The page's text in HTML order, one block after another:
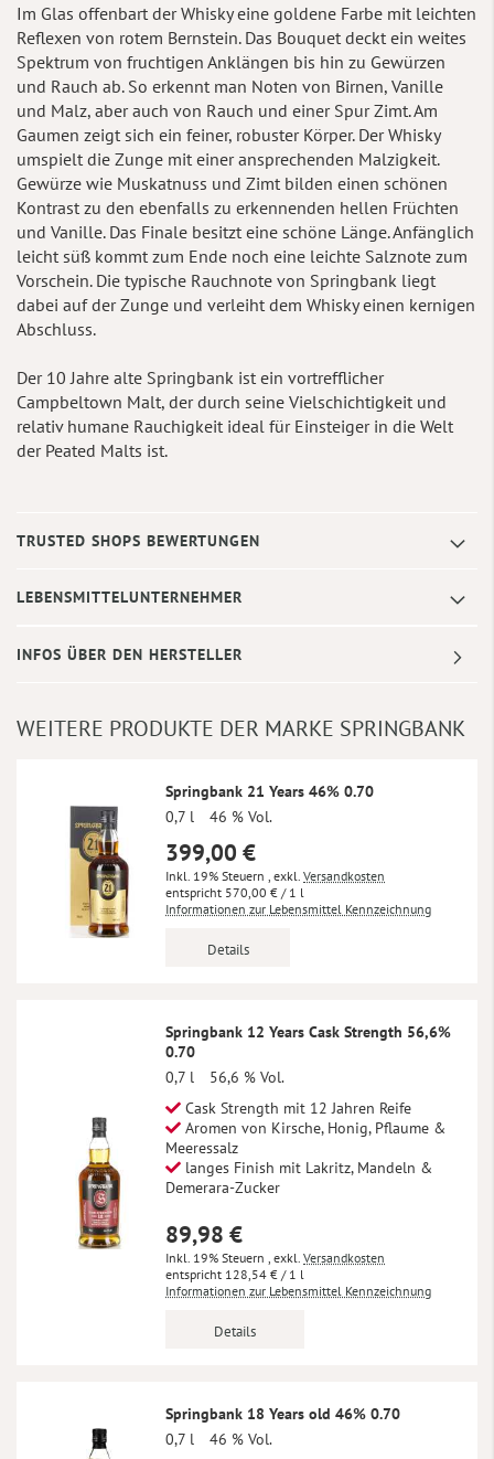
Im Glas offenbart der Whisky eine goldene Farbe mit leichten
Reflexen von rotem Bernstein. Das Bouquet deckt ein weites
Spektrum von fruchtigen Anklängen bis hin zu Gewürzen
und Rauch ab. So erkennt man Noten von Birnen, Vanille
und Malz, aber auch von Rauch und einer Spur Zimt. Am
Gaumen zeigt sich ein feiner, robuster Körper. Der Whisky
umspielt die Zunge mit einer ansprechenden Malzigkeit.
Gewürze wie Muskatnuss und Zimt bilden einen schönen
Kontrast zu den ebenfalls zu erkennenden hellen Früchten
und Vanille. Das Finale besitzt eine schöne Länge. Anfänglich
leicht süß kommt zum Ende noch eine leichte Salznote zum
Vorschein. Die typische Rauchnote von Springbank liegt
dabei auf der Zunge und verleiht dem Whisky einen kernigen
Abschluss.
Der 10 Jahre alte Springbank ist ein vortrefflicher
Campbeltown Malt, der durch seine Vielschichtigkeit und
relativ humane Rauchigkeit ideal für Einsteiger in die Welt
der Peated Malts ist.
TRUSTED SHOPS BEWERTUNGEN
LEBENSMITTELUNTERNEHMER
INFOS ÜBER DEN HERSTELLER
WEITERE PRODUKTE DER MARKE SPRINGBANK
Springbank 21 Years 46% 0.70
0,7 l
46 % Vol.
399,00 €
Inkl. 19% Steuern , exkl. Versandkosten
570,00 € / 1 l
Informationen zur Lebensmittel Kennzeichnung
Details
Springbank 12 Years Cask Strength 56,6%
0.70
0,7 l
56,6 % Vol.
Cask Strength mit 12 Jahren Reife
Aromen von Kirsche, Honig, Pflaume &
Meeressalz
langes Finish mit Lakritz, Mandeln &
Demerara-Zucker
89,98 €
Inkl. 19% Steuern , exkl. Versandkosten
128,54 € / 1 l
Informationen zur Lebensmittel Kennzeichnung
Details
Springbank 18 Years old 46% 0.70
0,7 l
46 % Vol.